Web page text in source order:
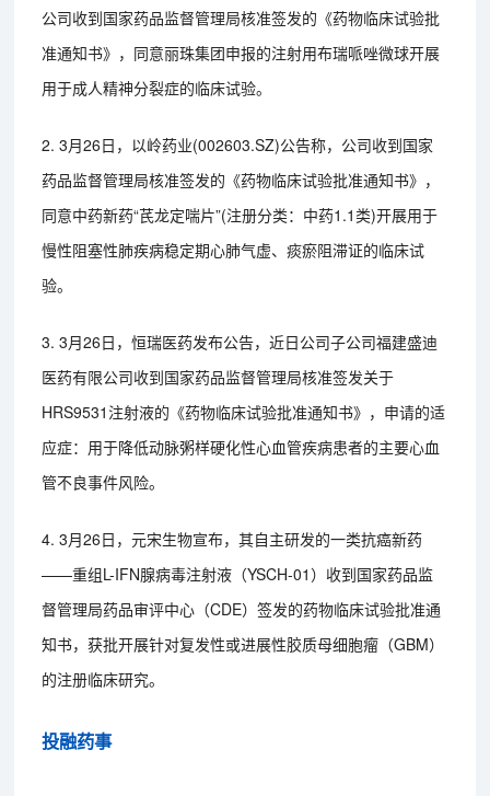
公司收到国家药品监督管理局核准签发的《药物临床试验批
准通知书》，同意丽珠集团申报的注射用布瑞哌唑微球开展
用于成人精神分裂症的临床试验。
2. 3月26日，以岭药业(002603.SZ)公告称，公司收到国家
药品监督管理局核准签发的《药物临床试验批准通知书》，
同意中药新药“芪龙定喘片”(注册分类：中药1.1类)开展用于
慢性阻塞性肺疾病稳定期心肺气虚、痰瘀阻滞证的临床试
验。
3. 3月26日，恒瑞医药发布公告，近日公司子公司福建盛迪
医药有限公司收到国家药品监督管理局核准签发关于
HRS9531注射液的《药物临床试验批准通知书》，申请的适
应症：用于降低动脉粥样硬化性心血管疾病患者的主要心血
管不良事件风险。
4. 3月26日，元宋生物宣布，其自主研发的一类抗癌新药
——重组L-IFN腺病毒注射液（YSCH-01）收到国家药品监
督管理局药品审评中心（CDE）签发的药物临床试验批准通
知书，获批开展针对复发性或进展性胶质母细胞瘤（GBM）
的注册临床研究。
投融药事